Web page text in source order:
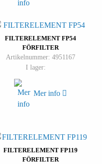
FILTERELEMENT FP54
FÖRFILTER
Artikelnummer: 4951167
I lager:
Mer info
FILTERELEMENT FP119
FÖRFILTER